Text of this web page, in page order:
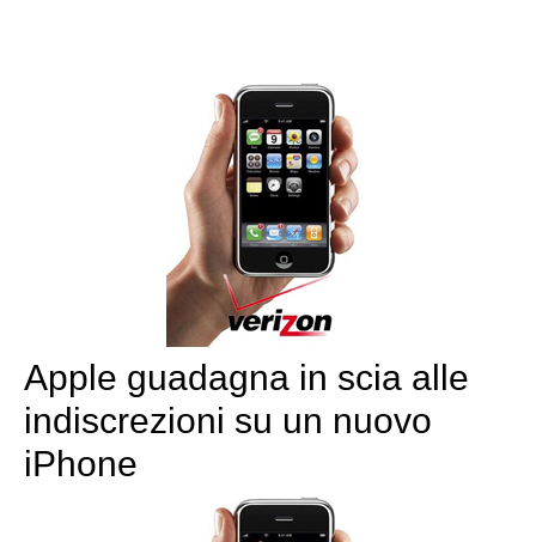
Apple guadagna in scia alle
indiscrezioni su un nuovo
iPhone